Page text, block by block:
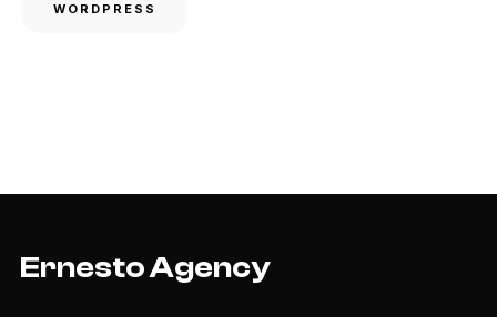
WORDPRESS
Ernesto Agency